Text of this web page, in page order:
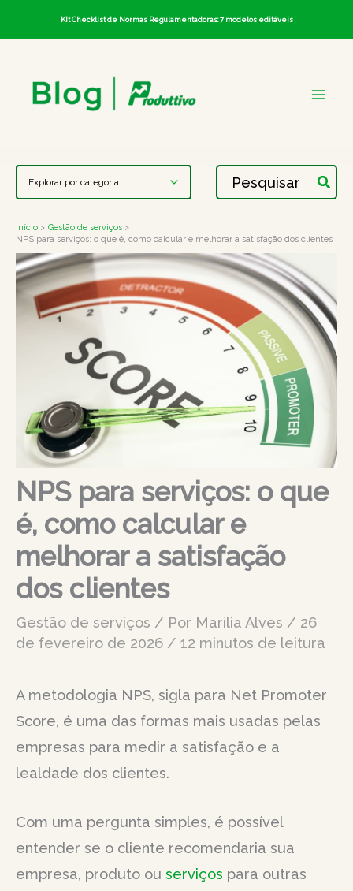
para
conteúdo
KIt Checklist de Normas Regulamentadoras: 7 modelos editáveis
Procurar:
Início
Gestão de serviços
NPS para serviços: o que é, como calcular e melhorar a satisfação dos clientes
NPS para serviços: o que
é, como calcular e
melhorar a satisfação
dos clientes
Gestão de serviços / Por Marília Alves / 26
de fevereiro de 2026 / 12 minutos de leitura
A metodologia NPS, sigla para Net Promoter
Score, é uma das formas mais usadas pelas
empresas para medir a satisfação e a
lealdade dos clientes.
Com uma pergunta simples, é possível
entender se o cliente recomendaria sua
empresa, produto ou serviços para outras